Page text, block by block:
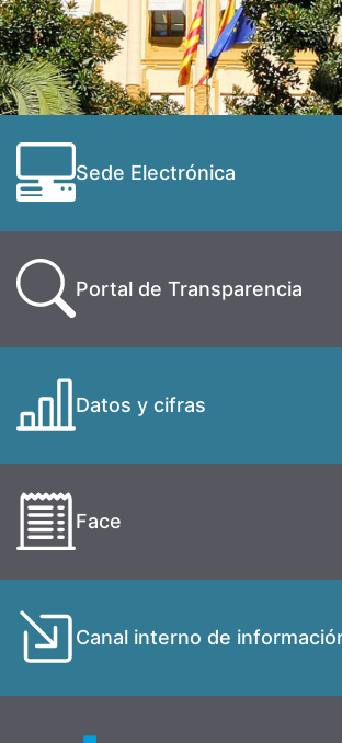
Sede Electrónica
Portal de Transparencia
Datos y cifras
Face
Canal interno de